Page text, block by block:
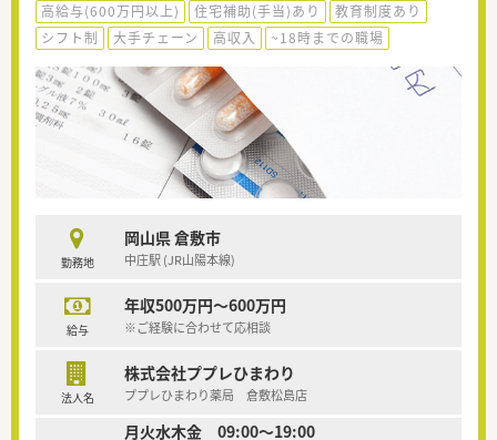
高給与(600万円以上)
住宅補助(手当)あり
教育制度あり
シフト制
大手チェーン 高収入 ~18時までの職場
勤務地
岡山県 倉敷市
中庄駅 (JR山陽本線)
給与
年収500万円～600万円
※ご経験に合わせて応相談
法人名
株式会社ププレひまわり
ププレひまわり薬局 倉敷松島店
月火水木金 09:00～19:00